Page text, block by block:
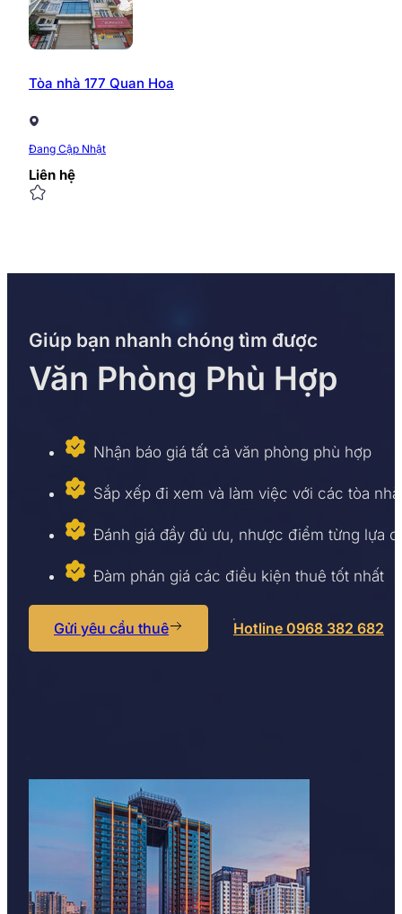
Tòa nhà 177 Quan Hoa
Đang Cập Nhật
Liên hệ
Giúp bạn nhanh chóng tìm được
Văn Phòng Phù Hợp
Nhận báo giá tất cả văn phòng phù hợp
Sắp xếp đi xem và làm việc với các tòa nhà
Đánh giá đầy đủ ưu, nhược điểm từng lựa
Đàm phán giá các điều kiện thuê tốt nhất
Gửi yêu cầu thuê Hotline 0968 382 682